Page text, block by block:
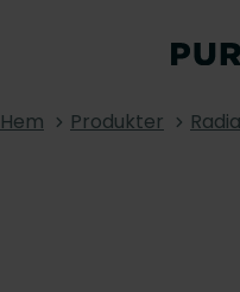
Hem Produkter